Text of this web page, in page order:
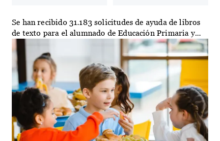
Se han recibido 31.183 solicitudes de ayuda de libros
de texto para el alumnado de Educación Primaria y...